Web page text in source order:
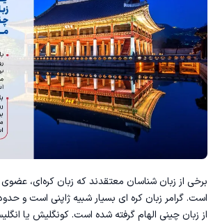
برخی از زبان شناسان معتقدند که زبان کره‌ای، عضوی
از زبان چینی الهام گرفته شده است. کونگلیش یا